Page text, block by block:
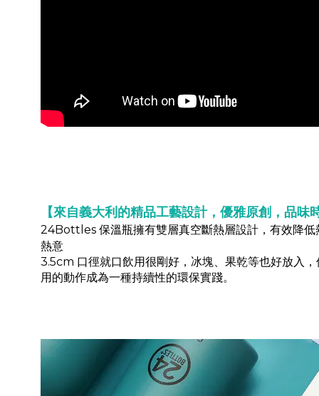
【來自義大利的精品工藝設計，優雅原創，品
24Bottles 保溫瓶擁有雙層真空斷熱層設計，有效降低
熱意
3.5cm 口徑就口飲用很剛好，冰塊、果乾等也好放入
用的動作成為一種持續性的環保實踐。